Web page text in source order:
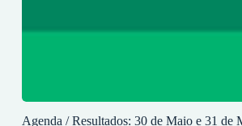
Agenda / Resultados: 30 de Maio e 31 de